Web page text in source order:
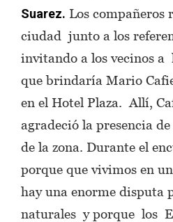
Suarez. Los compañeros
ciudad junto a los
invitando a los vecinos a
que brindaría Mario
en el Hotel Plaza. Allí,
agradeció la presencia
de la zona. Durante el
porque que vivimos en
hay una enorme disputa
naturales y porque los